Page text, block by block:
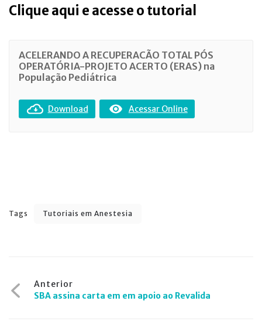
Clique aqui e acesse o tutorial
ACELERANDO A RECUPERACÃO TOTAL PÓS
OPERATÓRIA-PROJETO ACERTO (ERAS) na
População Pediátrica
Download Acessar Online
Tags Tutoriais em Anestesia
Navegação
de
Anterior
SBA assina carta em em apoio ao Revalida